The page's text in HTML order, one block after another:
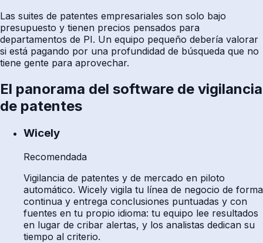
Las suites de patentes empresariales son solo bajo
presupuesto y tienen precios pensados para
departamentos de PI. Un equipo pequeño debería valorar
si está pagando por una profundidad de búsqueda que no
tiene gente para aprovechar.
El panorama del software de vigilancia
de patentes
Wicely
Recomendada
Vigilancia de patentes y de mercado en piloto
automático. Wicely vigila tu línea de negocio de forma
continua y entrega conclusiones puntuadas y con
fuentes en tu propio idioma: tu equipo lee resultados
en lugar de cribar alertas, y los analistas dedican su
tiempo al criterio.